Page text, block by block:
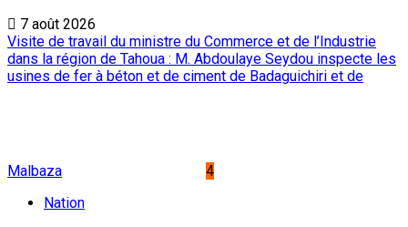
7 août 2026
Visite de travail du ministre du Commerce et de l’Industrie
dans la région de Tahoua : M. Abdoulaye Seydou inspecte les
usines de fer à béton et de ciment de Badaguichiri et de
Malbaza
4
Nation